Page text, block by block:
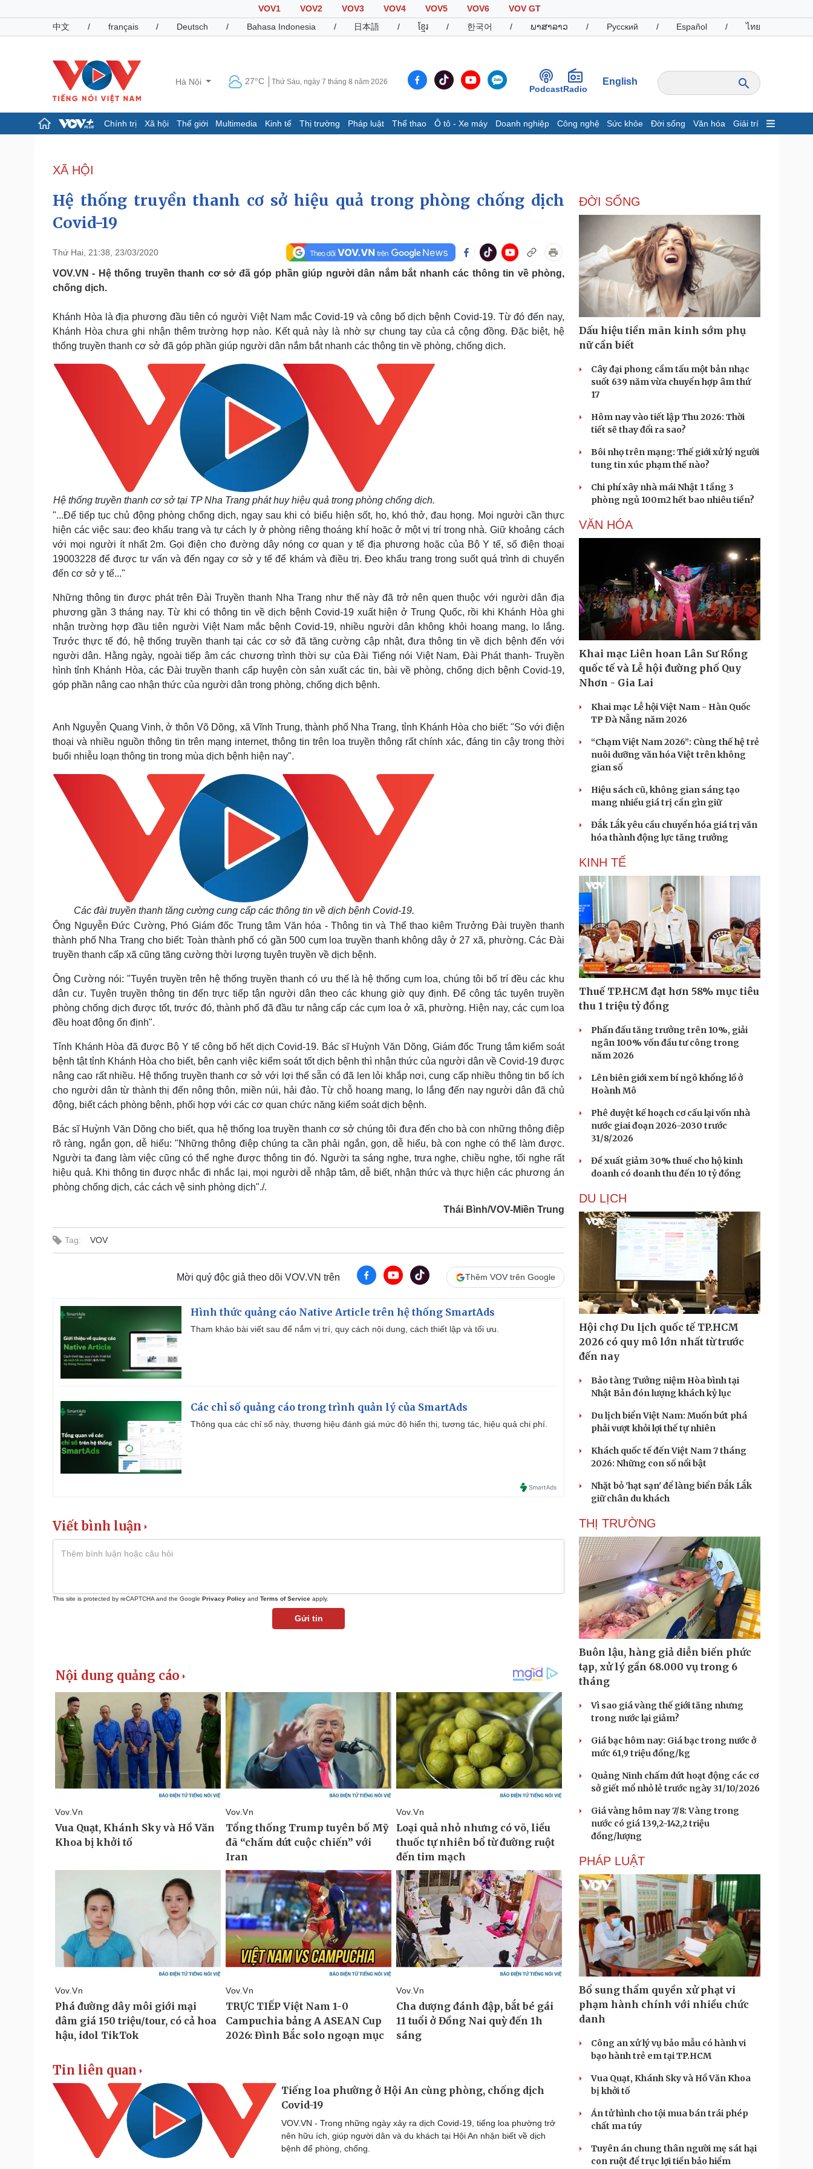
VOV1 VOV2 VOV3 VOV4 VOV5 VOV6
VOV GT
中文
/ français / Deutsch / Bahasa Indonesia / 日本語 / ខ្មែរ / 한국어 / ພາສາລາວ / Русский / Español / ไทย
Hà Nội 27°C Thứ Sáu, ngày 7 tháng 8 năm 2026
PodcastRadio
English
Chính trị Xã hội Thế giới Multimedia Kinh tế Thị trường Pháp luật Thể thao Ô tô - Xe máy Doanh nghiệp Công nghệ Sức khỏe Đời sống Văn hóa Giải trí
Đảng
Tổ chức nhân sự
Nhận diện sự thật
Dấu ấn VOV
Infographic
Giá cà phê
Pháp luật
Tin nóng
Tư vấn luật
Việt Nam
Thể thao
Lịch thi đấu bóng đá
Hậu trường
Ô tô - Xe máy
Xe máy
Doanh nghiệp
Thông tin doanh nghiệp
Doanh nghiệp 24h
Doanh nhân
Vì cộng đồng
Công nghệ
Sành điệu
Tin Công nghệ
Trải nghiệm
Chuyển đổi số
Sức khỏe
Dinh dưỡng - món ngon
Cây thuốc
Sản phụ khoa
Nhi khoa
Nam khoa
Làm đẹp - giảm cân
Phòng mạch online
Ăn sạch sống khỏe
Đời sống
Nhà đẹp
Blog
Tình yêu - Gia đình
Văn hóa
Văn học
Di sản
Giải trí
Nghệ sĩ
Thời trang
Sao Việt
Du lịch
Podcast
Đọc truyện đêm khuya
Cửa sổ tình yêu
XÃ HỘI
Hệ thống truyền thanh cơ sở hiệu quả trong phòng chống dịch
Covid-19
Thứ Hai, 21:38, 23/03/2020
VOV.VN - Hệ thống truyền thanh cơ sở đã góp phần giúp người dân nắm bắt nhanh các thông tin về phòng,
chống dịch.
Khánh Hòa là địa phương đầu tiên có người Việt Nam mắc Covid-19 và công bố dịch bệnh Covid-19. Từ đó đến nay,
Khánh Hòa chưa ghi nhận thêm trường hợp nào. Kết quả này là nhờ sự chung tay của cả cộng đồng. Đặc biệt, hệ
thống truyền thanh cơ sở đã góp phần giúp người dân nắm bắt nhanh các thông tin về phòng, chống dịch.
Hệ thống truyền thanh cơ sở tại TP Nha Trang phát huy hiệu quả trong phòng chống dịch.
"...Để tiếp tục chủ động phòng chống dịch, ngay sau khi có biểu hiện sốt, ho, khó thở, đau họng. Mọi người cần thực
hiện các việc sau: đeo khẩu trang và tự cách ly ở phòng riêng thoáng khí hoặc ở một vị trí trong nhà. Giữ khoảng cách
với mọi người ít nhất 2m. Gọi điện cho đường dây nóng cơ quan y tế địa phương hoặc của Bộ Y tế, số điện thoại
19003228 để được tư vấn và đến ngay cơ sở y tế để khám và điều trị. Đeo khẩu trang trong suốt quá trình di chuyển
đến cơ sở y tế..."
Những thông tin được phát trên Đài Truyền thanh Nha Trang như thế này đã trở nên quen thuộc với người dân địa
phương gần 3 tháng nay. Từ khi có thông tin về dịch bệnh Covid-19 xuất hiện ở Trung Quốc, rồi khi Khánh Hòa ghi
nhận trường hợp đầu tiên người Việt Nam mắc bệnh Covid-19, nhiều người dân không khỏi hoang mang, lo lắng.
Trước thực tế đó, hệ thống truyền thanh tại các cơ sở đã tăng cường cập nhật, đưa thông tin về dịch bệnh đến với
người dân. Hằng ngày, ngoài tiếp âm các chương trình thời sự của Đài Tiếng nói Việt Nam, Đài Phát thanh- Truyền
hình tỉnh Khánh Hòa, các Đài truyền thanh cấp huyện còn sản xuất các tin, bài về phòng, chống dịch bệnh Covid-19,
góp phần nâng cao nhận thức của người dân trong phòng, chống dịch bệnh.
Anh Nguyễn Quang Vinh, ở thôn Võ Dõng, xã Vĩnh Trung, thành phố Nha Trang, tỉnh Khánh Hòa cho biết: "So với điện
thoại và nhiều nguồn thông tin trên mạng internet, thông tin trên loa truyền thông rất chính xác, đáng tin cậy trong thời
buổi nhiễu loạn thông tin trong mùa dịch bệnh hiện nay".
Các đài truyền thanh tăng cường cung cấp các thông tin về dịch bệnh Covid-19.
Ông Nguyễn Đức Cường, Phó Giám đốc Trung tâm Văn hóa - Thông tin và Thể thao kiêm Trưởng Đài truyền thanh
thành phố Nha Trang cho biết: Toàn thành phố có gần 500 cụm loa truyền thanh không dây ở 27 xã, phường. Các Đài
truyền thanh cấp xã cũng tăng cường thời lượng tuyên truyền về dịch bệnh.
Ông Cường nói: "Tuyên truyền trên hệ thống truyền thanh có ưu thế là hệ thống cụm loa, chúng tôi bố trí đều các khu
dân cư. Tuyên truyền thông tin đến trực tiếp tận người dân theo các khung giờ quy định. Để công tác tuyên truyền
phòng chống dịch được tốt, trước đó, thành phố đã đầu tư nâng cấp các cụm loa ở xã, phường. Hiện nay, các cụm loa
đều hoạt động ổn định".
Tỉnh Khánh Hòa đã được Bộ Y tế công bố hết dịch Covid-19. Bác sĩ Huỳnh Văn Dõng, Giám đốc Trung tâm kiểm soát
bệnh tật tỉnh Khánh Hòa cho biết, bên cạnh việc kiểm soát tốt dịch bệnh thì nhận thức của người dân về Covid-19 được
nâng cao rất nhiều. Hệ thống truyền thanh cơ sở với lợi thế sẵn có đã len lỏi khắp nơi, cung cấp nhiều thông tin bổ ích
cho người dân từ thành thị đến nông thôn, miền núi, hải đảo. Từ chỗ hoang mang, lo lắng đến nay người dân đã chủ
động, biết cách phòng bệnh, phối hợp với các cơ quan chức năng kiểm soát dịch bệnh.
Bác sĩ Huỳnh Văn Dõng cho biết, qua hệ thống loa truyền thanh cơ sở chúng tôi đưa đến cho bà con những thông điệp
rõ ràng, ngắn gọn, dễ hiểu: "Những thông điệp chúng ta cần phải ngắn, gọn, dễ hiểu, bà con nghe có thể làm được.
Người ta đang làm việc cũng có thể nghe được thông tin đó. Người ta sáng nghe, trưa nghe, chiều nghe, tối nghe rất
hiệu quả. Khi thông tin được nhắc đi nhắc lại, mọi người dễ nhập tâm, dễ biết, nhận thức và thực hiện các phương án
phòng chống dịch, các cách vệ sinh phòng dịch"./.
Thái Bình/VOV-Miền Trung
Tag: VOV
Mời quý độc giả theo dõi VOV.VN trên Thêm VOV trên Google
Hình thức quảng cáo Native Article trên hệ thống SmartAds
Tham khảo bài viết sau để nắm vị trí, quy cách nội dung, cách thiết lập và tối ưu.
Các chỉ số quảng cáo trong trình quản lý của SmartAds
Thông qua các chỉ số này, thương hiệu đánh giá mức độ hiển thị, tương tác, hiệu quả chi phí.
Viết bình luận
This site is protected by reCAPTCHA and the Google Privacy Policy and Terms of Service apply.
Gửi tin
Tin liên quan
Tiếng loa phường ở Hội An cùng phòng, chống dịch
Covid-19
VOV.VN - Trong những ngày xảy ra dịch Covid-19, tiếng loa phường trở
nên hữu ích, giúp người dân và du khách tại Hội An nhận biết về dịch
bệnh để phòng, chống.
ĐỜI SỐNG
Dấu hiệu tiền mãn kinh sớm phụ
nữ cần biết
Cây đại phong cầm tấu một bản nhạc
suốt 639 năm vừa chuyển hợp âm thứ
17
Hôm nay vào tiết lập Thu 2026: Thời
tiết sẽ thay đổi ra sao?
Bôi nhọ trên mạng: Thế giới xử lý người
tung tin xúc phạm thế nào?
Chi phí xây nhà mái Nhật 1 tầng 3
phòng ngủ 100m2 hết bao nhiêu tiền?
VĂN HÓA
Khai mạc Liên hoan Lân Sư Rồng
quốc tế và Lễ hội đường phố Quy
Nhơn - Gia Lai
Khai mạc Lễ hội Việt Nam - Hàn Quốc
TP Đà Nẵng năm 2026
“Chạm Việt Nam 2026”: Cùng thế hệ trẻ
nuôi dưỡng văn hóa Việt trên không
gian số
Hiệu sách cũ, không gian sáng tạo
mang nhiều giá trị cần gìn giữ
Đắk Lắk yêu cầu chuyển hóa giá trị văn
hóa thành động lực tăng trưởng
KINH TẾ
Thuế TP.HCM đạt hơn 58% mục tiêu
thu 1 triệu tỷ đồng
Phấn đấu tăng trưởng trên 10%, giải
ngân 100% vốn đầu tư công trong
năm 2026
Lên biên giới xem bí ngô khổng lồ ở
Hoành Mô
Phê duyệt kế hoạch cơ cấu lại vốn nhà
nước giai đoạn 2026-2030 trước
31/8/2026
Đề xuất giảm 30% thuế cho hộ kinh
doanh có doanh thu đến 10 tỷ đồng
DU LỊCH
Hội chợ Du lịch quốc tế TP.HCM
2026 có quy mô lớn nhất từ trước
đến nay
Bảo tàng Tưởng niệm Hòa bình tại
Nhật Bản đón lượng khách kỷ lục
Du lịch biển Việt Nam: Muốn bứt phá
phải vượt khỏi lợi thế tự nhiên
Khách quốc tế đến Việt Nam 7 tháng
2026: Những con số nổi bật
Nhặt bỏ 'hạt sạn' để làng biển Đắk Lắk
giữ chân du khách
THỊ TRƯỜNG
Buôn lậu, hàng giả diễn biến phức
tạp, xử lý gần 68.000 vụ trong 6
tháng
Vì sao giá vàng thế giới tăng nhưng
trong nước lại giảm?
Giá bạc hôm nay: Giá bạc trong nước ở
mức 61,9 triệu đồng/kg
Quảng Ninh chấm dứt hoạt động các cơ
sở giết mổ nhỏ lẻ trước ngày 31/10/2026
Giá vàng hôm nay 7/8: Vàng trong
nước có giá 139,2-142,2 triệu
đồng/lượng
PHÁP LUẬT
Bổ sung thẩm quyền xử phạt vi
phạm hành chính với nhiều chức
danh
Công an xử lý vụ bảo mẫu có hành vi
bạo hành trẻ em tại TP.HCM
Vua Quạt, Khánh Sky và Hồ Văn Khoa
bị khởi tố
Án tử hình cho tội mua bán trái phép
chất ma túy
Tuyên án chung thân người mẹ sát hại
con ruột để trục lợi tiền bảo hiểm